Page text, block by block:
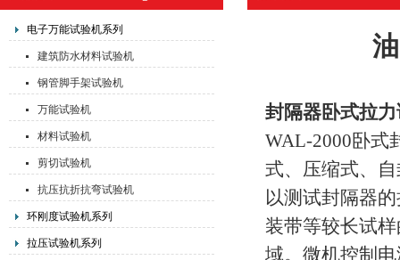
电子万能试验机系列
建筑防水材料试验机
钢管脚手架试验机
万能试验机
材料试验机
剪切试验机
抗压抗折抗弯试验机
环刚度试验机系列
拉压试验机系列
封隔器卧式拉
WAL-2000卧式
式、压缩式、
以测试封隔器
装带等较长试
域。微机控制